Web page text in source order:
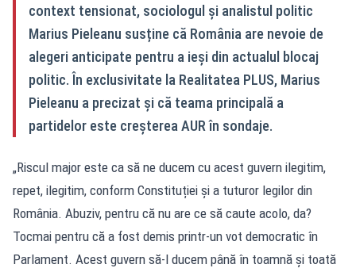
context tensionat, sociologul și analistul politic
Marius Pieleanu susține că România are nevoie de
alegeri anticipate pentru a ieși din actualul blocaj
politic. În exclusivitate la Realitatea PLUS, Marius
Pieleanu a precizat și că teama principală a
partidelor este creșterea AUR în sondaje.
„Riscul major este ca să ne ducem cu acest guvern ilegitim,
repet, ilegitim, conform Constituției și a tuturor legilor din
România. Abuziv, pentru că nu are ce să caute acolo, da?
Tocmai pentru că a fost demis printr-un vot democratic în
Parlament. Acest guvern să-l ducem până în toamnă și toată